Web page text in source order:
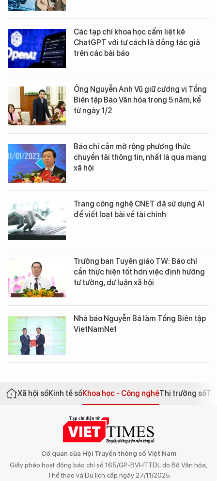
Các tạp chí khoa học cấm liệt kê
ChatGPT với tư cách là đồng tác giả
trên các bài báo
Ông Nguyễn Anh Vũ giữ cương vị Tổng
Biên tập Báo Văn hóa trong 5 năm, kể
từ ngày 1/2
Báo chí cần mở rộng phương thức
chuyển tải thông tin, nhất là qua mạng
xã hội
Trang công nghệ CNET đã sử dụng AI
để viết loạt bài về tài chính
Trưởng ban Tuyên giáo TW: Báo chí
cần thực hiện tốt hơn việc định hướng
tư tưởng, dư luận xã hội
Nhà báo Nguyễn Bá làm Tổng Biên tập
VietNamNet
Xã hội sốKinh tế sốKhoa học - Công nghệThị trường số
Cơ quan của Hội Truyền thông số Việt Nam
Giấy phép hoạt động báo chí số 165/GP-BVHTTDL do Bộ Văn hóa,
Thể thao và Du lịch cấp ngày 27/11/2025